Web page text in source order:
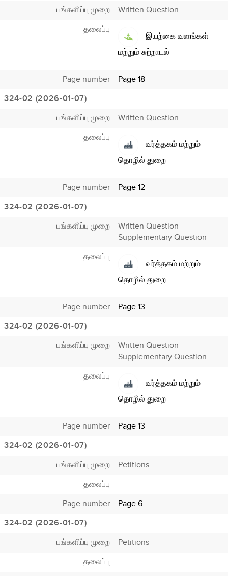
பங்களிப்பு முறை
Written Question
தலைப்பு
இயற்கை வளங்கள்
மற்றும் சுற்றாடல்
Page number
Page 18
324-02 (2026-01-07)
பங்களிப்பு முறை
Written Question
தலைப்பு
வர்த்தகம் மற்றும்
தொழில் துறை
Page number
Page 12
324-02 (2026-01-07)
பங்களிப்பு முறை
Written Question -
Supplementary Question
தலைப்பு
வர்த்தகம் மற்றும்
தொழில் துறை
Page number
Page 13
324-02 (2026-01-07)
பங்களிப்பு முறை
Written Question -
Supplementary Question
தலைப்பு
வர்த்தகம் மற்றும்
தொழில் துறை
Page number
Page 13
324-02 (2026-01-07)
பங்களிப்பு முறை
Petitions
தலைப்பு
Page number
Page 6
324-02 (2026-01-07)
பங்களிப்பு முறை
Petitions
தலைப்பு